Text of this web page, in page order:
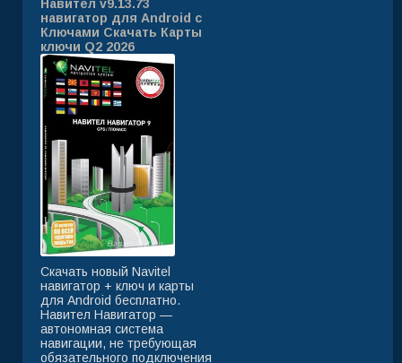
Навител v9.13.73
навигатор для Android с
Ключами Скачать Карты
ключи Q2 2026
Скачать новый Navitel
навигатор + ключ и карты
для Android бесплатно.
Навител Навигатор —
автономная система
навигации, не требующая
обязательного подключения